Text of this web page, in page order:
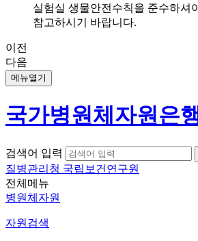
실험실 생물안전수칙을 준수하셔
참고하시기 바랍니다.
이전
다음
메뉴열기
국가병원체자원은
검색어 입력
질병관리청 국립보건연구원
전체메뉴
병원체자원
자원검색